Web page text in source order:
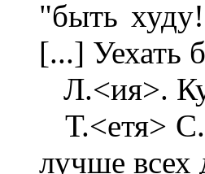
"быть
[...] Уехать
Л.<ия>.
Т.<етя>
лучше всех